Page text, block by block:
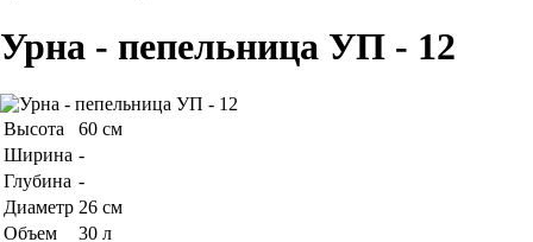
Урна - пепельница УП - 12
Высота
60 см
Ширина -
Глубина -
Диаметр 26 см
Объем
30 л